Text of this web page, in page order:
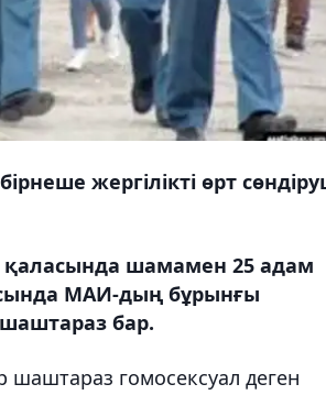
жергілікті өрт
қаласында шамамен 25 адам
МАИ-дың бұрынғы
шаштараз бар.
шаштараз гомосексуал деген